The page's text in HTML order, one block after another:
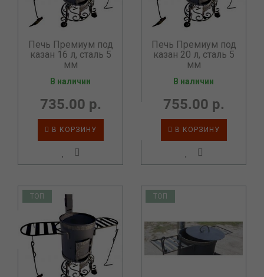
Печь Премиум под
казан 16 л, сталь 5
мм
В наличии
735.00 р.
В КОРЗИНУ
Печь Премиум под
казан 20 л, сталь 5
мм
В наличии
755.00 р.
В КОРЗИНУ
ТОП ТОП